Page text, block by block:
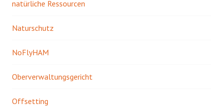
natürliche Ressourcen
Naturschutz
NoFlyHAM
Oberverwaltungsgericht
Offsetting